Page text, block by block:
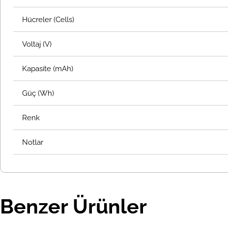
Hücreler (Cells)
Voltaj (V)
Kapasite (mAh)
Güç (Wh)
Renk
Notlar
Benzer Ürünler